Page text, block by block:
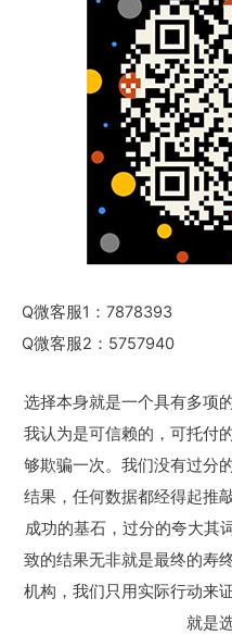
Q微客服1：7878393
Q微客服2：5757940
选择本身就是一个具有多项
我认为是可信赖的，可托付
够欺骗一次。我们没有过分
结果，任何数据都经得起推
成功的基石，过分的夸大其
致的结果无非就是最终的寿
机构，我们只用实际行动来
就是